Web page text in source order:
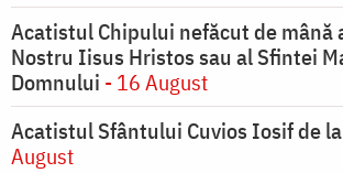
Acatistul Chipului nefăcut de mână
Nostru Iisus Hristos sau al Sfintei
Domnului - 16 August
Acatistul Sfântului Cuvios Iosif de
August